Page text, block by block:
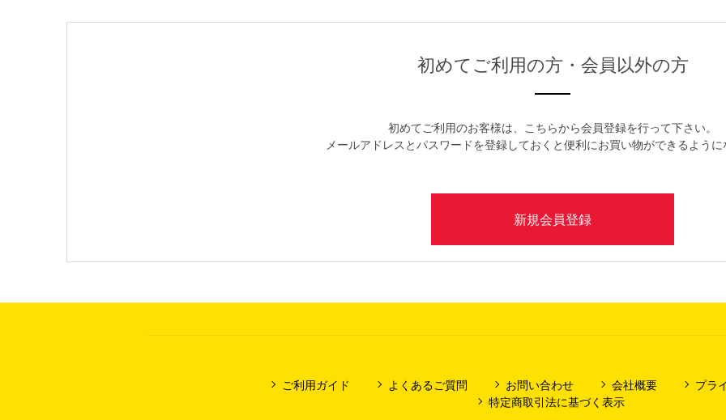
初めてご利用の方・会員以外の方
初めてご利用のお客様は、こちらから会員登録を行って下さい。
メールアドレスとパスワードを登録しておくと便利にお買い物ができるよう
ご利用ガイド よくあるご質問 お問い合わせ 会社概要
プラ
特定商取引法に基づく表示